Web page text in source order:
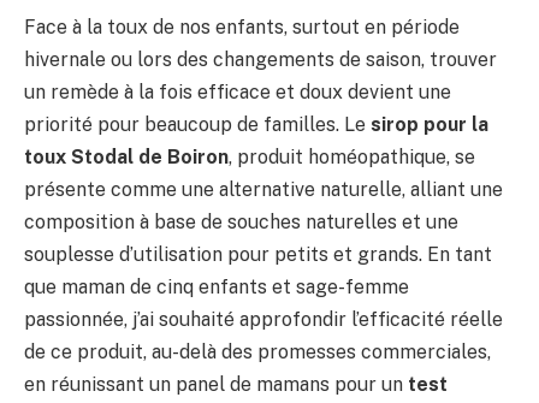
Face à la toux de nos enfants, surtout en période
hivernale ou lors des changements de saison, trouver
un remède à la fois efficace et doux devient une
priorité pour beaucoup de familles. Le sirop pour la
toux Stodal de Boiron, produit homéopathique, se
présente comme une alternative naturelle, alliant une
composition à base de souches naturelles et une
souplesse d’utilisation pour petits et grands. En tant
que maman de cinq enfants et sage-femme
passionnée, j’ai souhaité approfondir l’efficacité réelle
de ce produit, au-delà des promesses commerciales,
en réunissant un panel de mamans pour un test